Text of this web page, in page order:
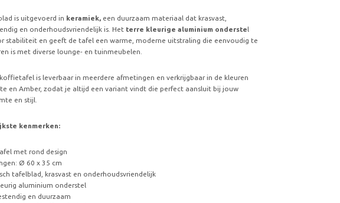
is uitgevoerd in keramiek, een duurzaam materiaal dat krasvast,
en onderhoudsvriendelijk is. Het terre kleurige aluminium onderstel
stabiliteit en geeft de tafel een warme, moderne uitstraling die eenvoudig te
is met diverse lounge- en tuinmeubelen.
is leverbaar in meerdere afmetingen en verkrijgbaar in de kleuren
en Amber, zodat je altijd een variant vindt die perfect aansluit bij jouw
en stijl.
kenmerken:
met rond design
Ø 60 x 35 cm
tafelblad, krasvast en onderhoudsvriendelijk
aluminium onderstel
en duurzaam